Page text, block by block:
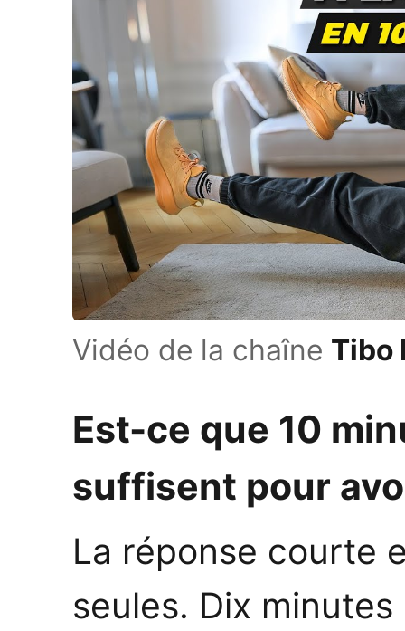
Vidéo de la chaîne Tibo
Est-ce que 10
suffisent pour
La réponse courte
seules. Dix